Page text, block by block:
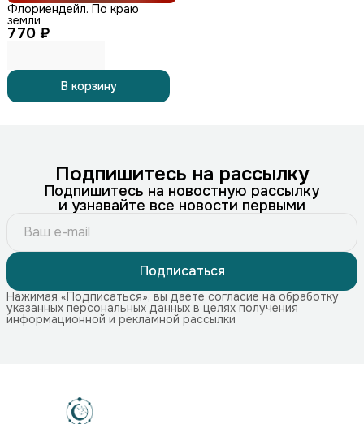
770 ₽
Флориендейл. По краю
земли
В корзину
Подпишитесь на рассылку
Подпишитесь на новостную рассылку
и узнавайте все новости первыми
Подписаться
Нажимая «Подписаться», вы даете согласие на обработку
указанных персональных данных в целях получения
информационной и рекламной рассылки